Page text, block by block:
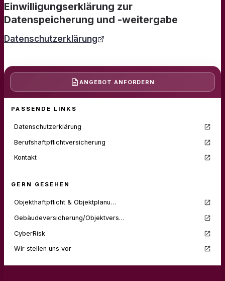
Einwilligungserklärung zur
Datenspeicherung und -weitergabe
Datenschutzerklärung
ANGEBOT ANFORDERN
PASSENDE LINKS
Datenschutzerklärung
Berufshaftpflichtversicherung
Kontakt
GERN GESEHEN
Objekthaftpflicht & Objektplanu…
Gebäudeversicherung/Objektvers…
CyberRisk
Wir stellen uns vor